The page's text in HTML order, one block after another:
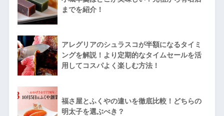
までを紹介！
アレグリアのシュラスコが半額になるタイミ
ングを解説！より定期的なタイムセールを活
用してコスパよく楽しむ方法！
福さ屋とふくやの違いを徹底比較！どちらの
明太子を選ぶべき？